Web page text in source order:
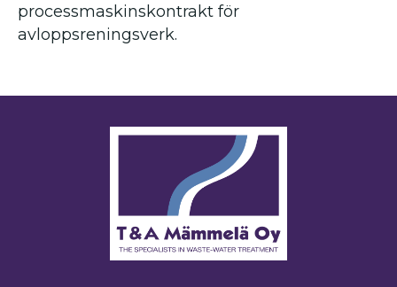
processmaskinskontrakt för
avloppsreningsverk.